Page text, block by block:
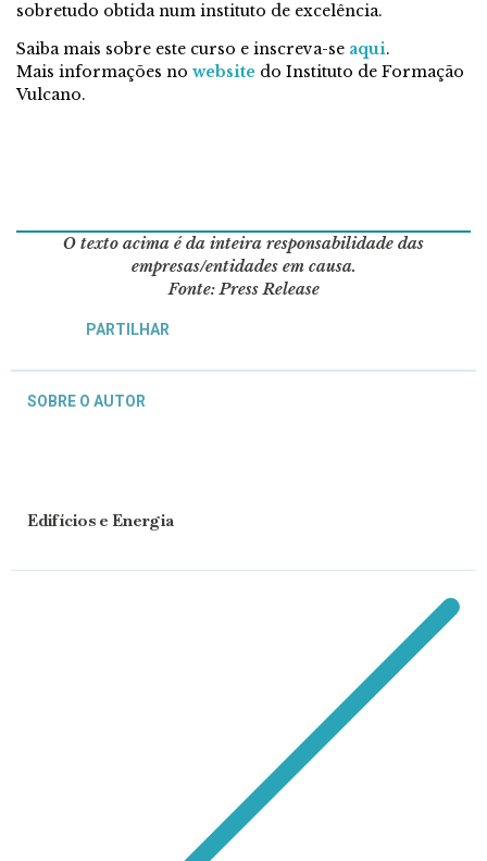
sobretudo obtida num instituto de excelência.
Saiba mais sobre este curso e inscreva-se aqui.
Mais informações no website do Instituto de Formação
Vulcano.
O texto acima é da inteira responsabilidade das
empresas/entidades em causa.
Fonte: Press Release
PARTILHAR
SOBRE O AUTOR
Edifícios e Energia